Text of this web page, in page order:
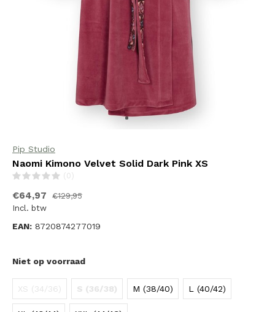
Pip Studio
Naomi Kimono Velvet Solid Dark Pink XS
(0)
€64,97
€129,95
Incl. btw
EAN: 8720874277019
Niet op voorraad
XS (34/36) S (36/38) M (38/40) L (40/42)